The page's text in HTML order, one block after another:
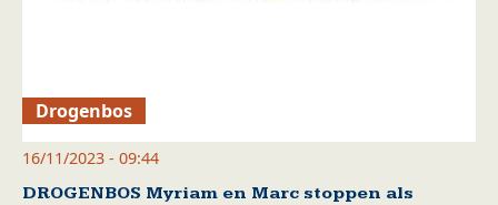
Drogenbos
16/11/2023 - 09:44
DROGENBOS Myriam en Marc stoppen als